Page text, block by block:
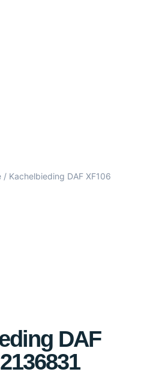
/ Kachelbieding DAF XF106
DAF